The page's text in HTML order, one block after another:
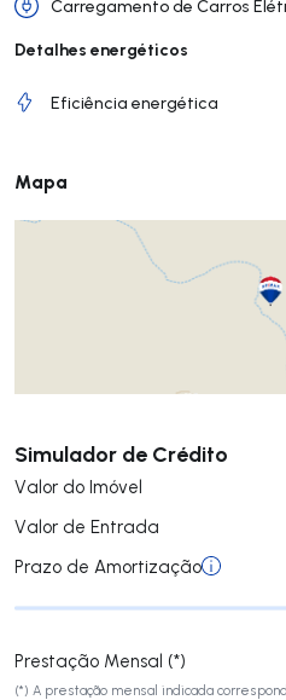
Carregamento de Carros
Detalhes energéticos
Eficiência energética
Mapa
Simulador de Crédito
Valor do Imóvel
Valor de Entrada
Prazo de Amortização
Prestação Mensal (*)
(*) A prestação mensal indicada
Submeter